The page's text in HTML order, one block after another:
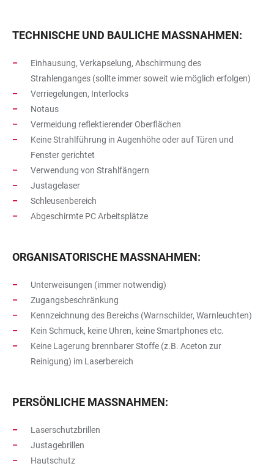
TECHNISCHE UND BAULICHE MASSNAHMEN:
Einhausung, Verkapselung, Abschirmung des
Strahlenganges (sollte immer soweit wie möglich erfolgen)
Verriegelungen, Interlocks
Notaus
Vermeidung reflektierender Oberflächen
Keine Strahlführung in Augenhöhe oder auf Türen und
Fenster gerichtet
Verwendung von Strahlfängern
Justagelaser
Schleusenbereich
Abgeschirmte PC Arbeitsplätze
ORGANISATORISCHE MASSNAHMEN:
Unterweisungen (immer notwendig)
Zugangsbeschränkung
Kennzeichnung des Bereichs (Warnschilder, Warnleuchten)
Kein Schmuck, keine Uhren, keine Smartphones etc.
Keine Lagerung brennbarer Stoffe (z.B. Aceton zur
Reinigung) im Laserbereich
PERSÖNLICHE MASSNAHMEN:
Laserschutzbrillen
Justagebrillen
Hautschutz